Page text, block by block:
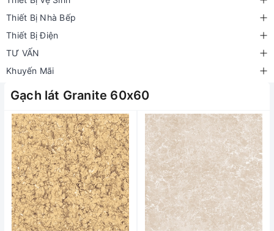
Thiết Bị Nhà Bếp
Thiết Bị Điện
TƯ VẤN
Khuyến Mãi
Gạch lát Granite 60x60